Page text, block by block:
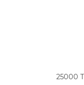
25000